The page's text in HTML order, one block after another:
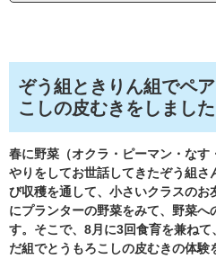
ぞう組ときりん組でペ
こしの皮むきをしました
春に野菜（オクラ・ピーマン・な
やりをしてお世話してきたぞう組
び収穫を通して、小さいクラスの
にプランターの野菜をみて、野菜へ
す。そこで、8月に3回食育を兼ね
だ組でとうもろこしの皮むきの体